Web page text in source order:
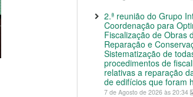
2.ª reunião do Grupo
Coordenação para
Fiscalização de Obras
Reparação e
Sistematização de
procedimentos de
relativas a reparação
de edifícios que foram
7 de Agosto de 2026 às 20:34